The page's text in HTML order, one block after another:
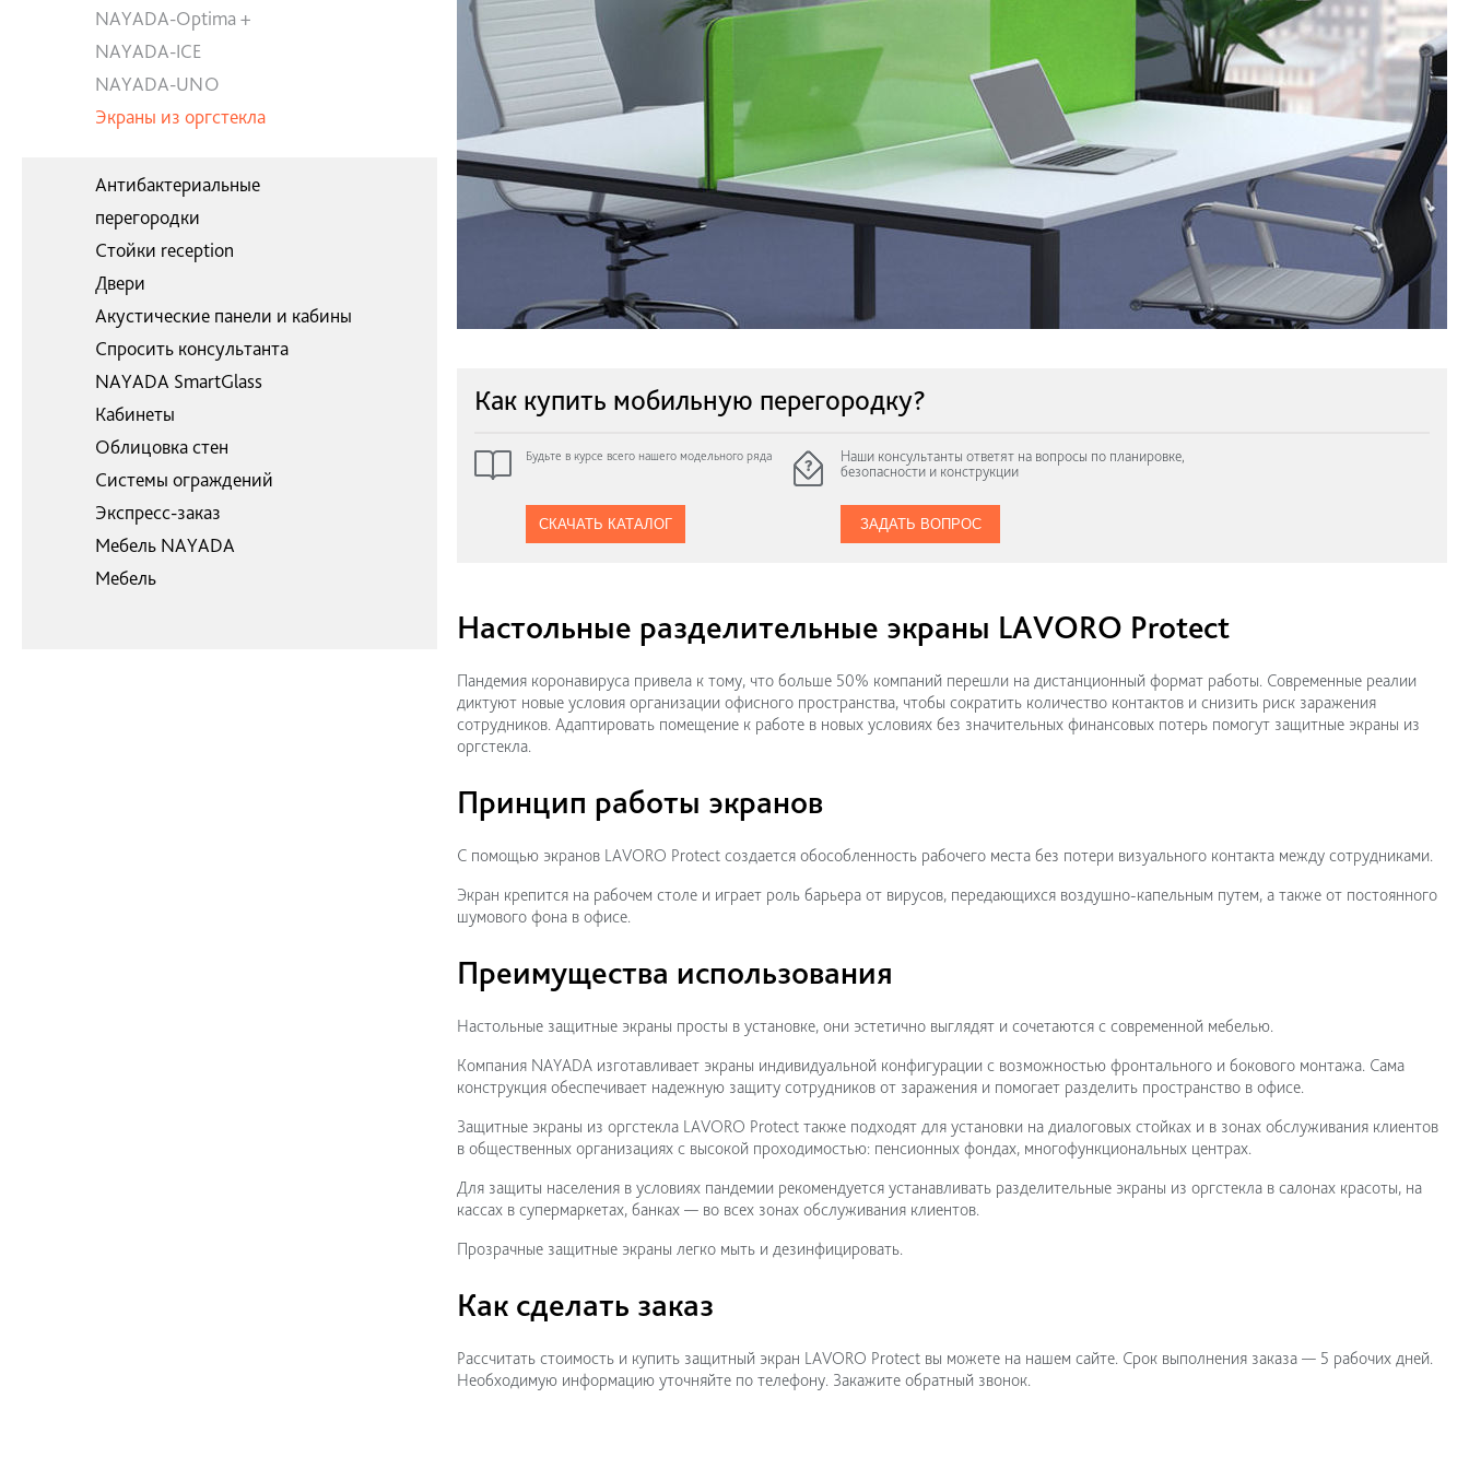
NAYADA-Optima +
NAYADA-ICE
NAYADA-UNO
Экраны из оргстекла
Антибактериальные
перегородки
Стойки reception
Двери
Акустические панели и кабины
Спросить консультанта
NAYADA SmartGlass
Кабинеты
Облицовка стен
Системы ограждений
Экспресс-заказ
Мебель NAYADA
Мебель
Как купить мобильную перегородку?
Будьте в курсе всего нашего модельного ряда
СКАЧАТЬ КАТАЛОГ
Наши консультанты ответят на вопросы по планировке,
безопасности и конструкции
ЗАДАТЬ ВОПРОС
Настольные разделительные экраны LAVORO Protect
Пандемия коронавируса привела к тому, что больше 50% компаний перешли на дистанционный формат работы. Современные реалии
диктуют новые условия организации офисного пространства, чтобы сократить количество контактов и снизить риск заражения
сотрудников. Адаптировать помещение к работе в новых условиях без значительных финансовых потерь помогут защитные экраны из
оргстекла.
Принцип работы экранов
С помощью экранов LAVORO Protect создается обособленность рабочего места без потери визуального контакта между сотрудниками.
Экран крепится на рабочем столе и играет роль барьера от вирусов, передающихся воздушно-капельным путем, а также от постоянного
шумового фона в офисе.
Преимущества использования
Настольные защитные экраны просты в установке, они эстетично выглядят и сочетаются с современной мебелью.
Компания NAYADA изготавливает экраны индивидуальной конфигурации с возможностью фронтального и бокового монтажа. Сама
конструкция обеспечивает надежную защиту сотрудников от заражения и помогает разделить пространство в офисе.
Защитные экраны из оргстекла LAVORO Protect также подходят для установки на диалоговых стойках и в зонах обслуживания клиентов
в общественных организациях с высокой проходимостью: пенсионных фондах, многофункциональных центрах.
Для защиты населения в условиях пандемии рекомендуется устанавливать разделительные экраны из оргстекла в салонах красоты, на
кассах в супермаркетах, банках — во всех зонах обслуживания клиентов.
Прозрачные защитные экраны легко мыть и дезинфицировать.
Как сделать заказ
Рассчитать стоимость и купить защитный экран LAVORO Protect вы можете на нашем сайте. Срок выполнения заказа — 5 рабочих дней.
Необходимую информацию уточняйте по телефону. Закажите обратный звонок.